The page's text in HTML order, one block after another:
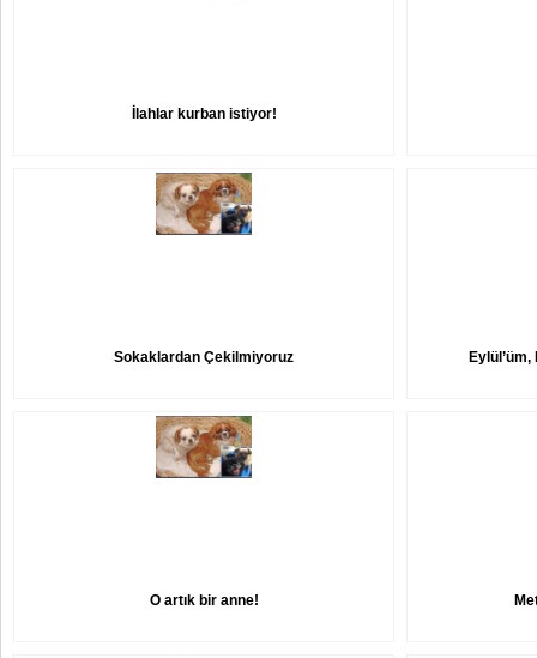
İlahlar kurban istiyor!
Sokaklardan Çekilmiyoruz
O artık bir anne!